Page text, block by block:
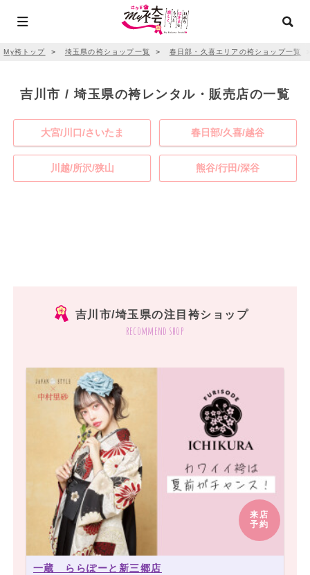
My袴トップ ＞ 埼玉県の袴ショップ一覧 ＞ 春日部・久喜エリアの袴ショップ一覧
吉川市 / 埼玉県の袴レンタル・販売店の一覧
大宮/川口/さいたま 春日部/久喜/越谷
川越/所沢/狭山 熊谷/行田/深谷
吉川市/埼玉県の注目袴ショップ
recommend shop
来店
予約
一蔵 ららぽーと新三郷店